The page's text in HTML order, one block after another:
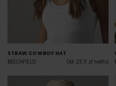
STRAW COWBOY HAT
BEECHFIELD
Od 23.11 zł netto